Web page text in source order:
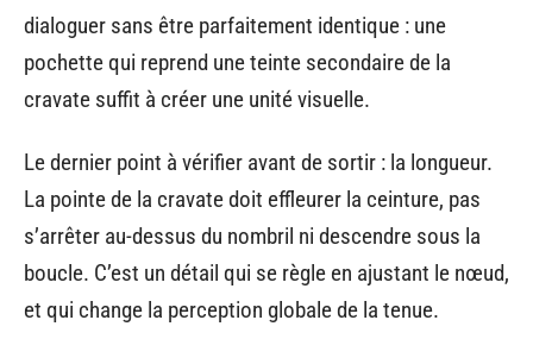
dialoguer sans être parfaitement identique : une
pochette qui reprend une teinte secondaire de la
cravate suffit à créer une unité visuelle.
Le dernier point à vérifier avant de sortir : la longueur.
La pointe de la cravate doit effleurer la ceinture, pas
s’arrêter au-dessus du nombril ni descendre sous la
boucle. C’est un détail qui se règle en ajustant le nœud,
et qui change la perception globale de la tenue.